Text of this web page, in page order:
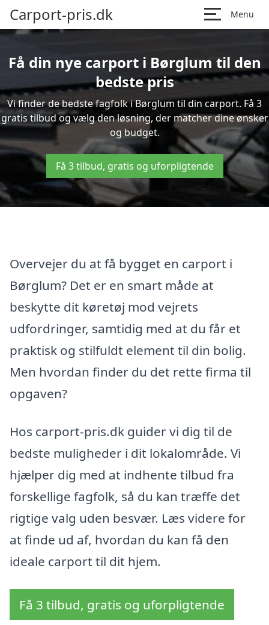
Carport-pris.dk Menu
Få din nye carport i Børglum til den
bedste pris
Vi finder de bedste fagfolk i Børglum til din carport. Få 3
gratis tilbud og vælg den løsning, der matcher dine ønsker
og budget.
Få 3 tilbud, gratis og uforpligtende
Overvejer du at få bygget en carport i
Børglum? Det er en smart måde at
beskytte dit køretøj mod vejrets
udfordringer, samtidig med at du får et
praktisk og stilfuldt element til din bolig.
Men hvordan finder du det rette firma til
opgaven?
Hos carport-pris.dk guider vi dig til de
bedste muligheder i dit lokalområde. Vi
hjælper dig med at indhente tilbud fra
forskellige fagfolk, så du kan træffe det
rigtige valg uden besvær. Læs videre for
at finde ud af, hvordan du kan få den
ideale carport til dit hjem.
Få 3 tilbud, gratis og uforpligtende